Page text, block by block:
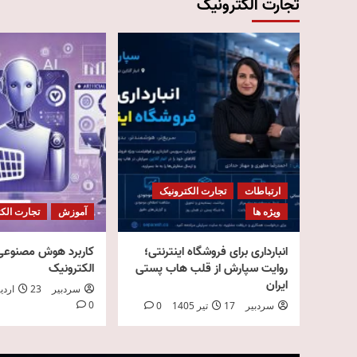
تجارت الکترونیک
ارتباطات
تجارت الکترونیک
ویژه ها
انبارداری برای فروشگاه اینترنتی؛
روایت سپارش از قلب هاب پستی
ایران
سردبیر 17 تیر 1405 0
آموزش تجارت
کاربرد هوش
الکترونیک
سردبیر
23 اردیبهشت 1405
0